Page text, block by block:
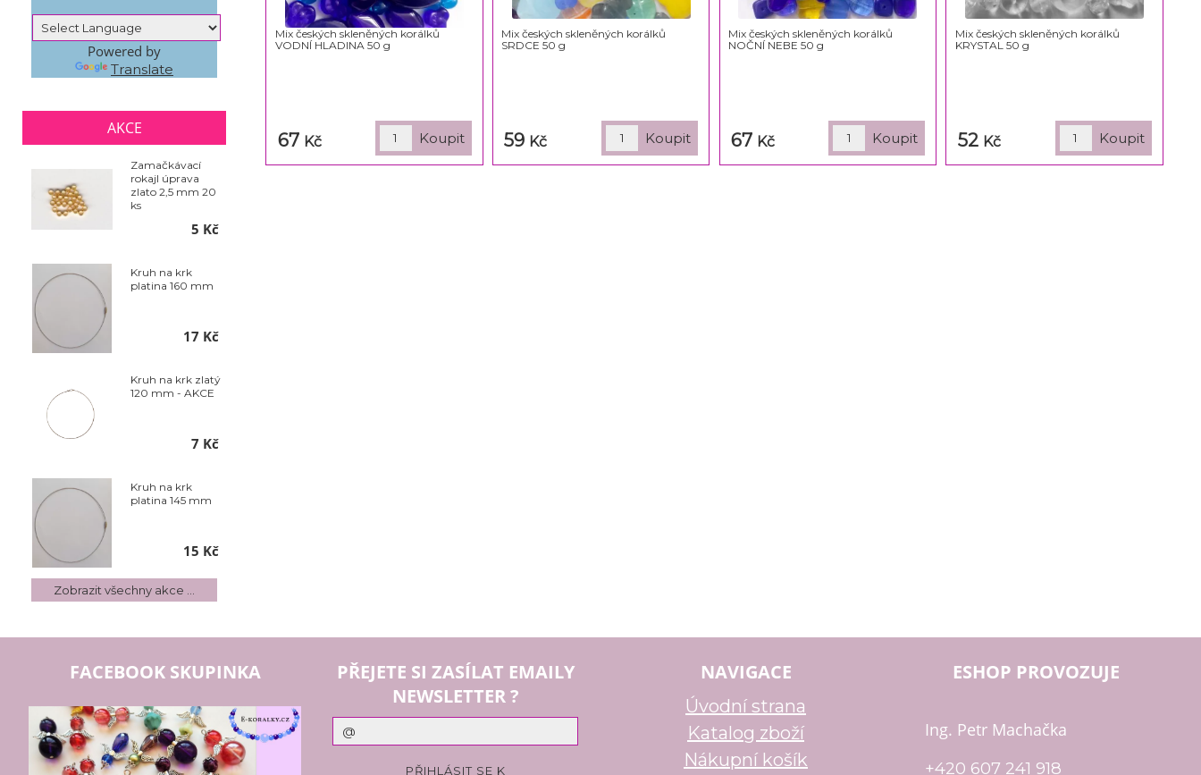
Mix českých skleněných korálků
VODNÍ HLADINA 50 g
67 Kč
Mix českých skleněných korálků
SRDCE 50 g
59 Kč
Mix českých skleněných korálků
NOČNÍ NEBE 50 g
67 Kč
Mix českých skleněných korálků
KRYSTAL 50 g
52 Kč
Powered by
Translate
AKCE
Zamačkávací
rokajl úprava
zlato 2,5 mm 20
ks
5 Kč
Kruh na krk
platina 160 mm
17 Kč
Kruh na krk zlatý
120 mm - AKCE
7 Kč
Kruh na krk
platina 145 mm
15 Kč
Zobrazit všechny akce ...
FACEBOOK SKUPINKA
PŘEJETE SI ZASÍLAT EMAILY
NEWSLETTER ?
NAVIGACE
Úvodní strana
Katalog zboží
Nákupní košík
ESHOP PROVOZUJE
Ing. Petr Machačka
+420 607 241 918